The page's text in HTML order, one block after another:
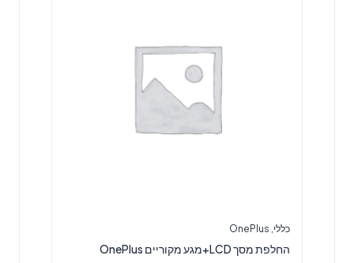
כללי OnePlus
החלפת מסך LCD+מגע מקוריים OnePlus